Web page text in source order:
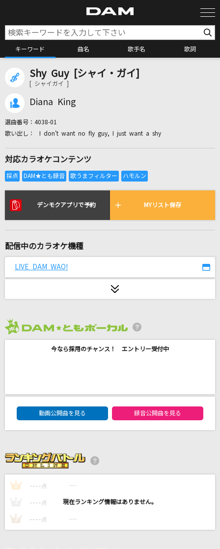
キーワード 曲名 歌手名 歌詞
カラオケ検索
全国りれき
リアルタイムで歌われている曲の一覧
どこまでも ～How Far I'll Go～
HOWEVER
いつかこの涙が
Vaundy
mind forest
GACKT(Gackt)
わたがし
Shy Guy [シャイ・ガイ]
[ シャイガイ ]
Diana King
選曲番号： 4038-01
I don't want no fly guy, I just want a shy
対応カラオケコンテンツ
デンモクアプリで予約 MYリスト保存
配信中のカラオケ機種
LIVE DAM WAO!
今なら採用のチャンス！ エントリー受付中
DAM★ともボーカルエントリーランキング
動画公開曲を見る
録音公開曲を見る
1 ---- 点 ----
---- 点 ----
3 ---- 点 ----